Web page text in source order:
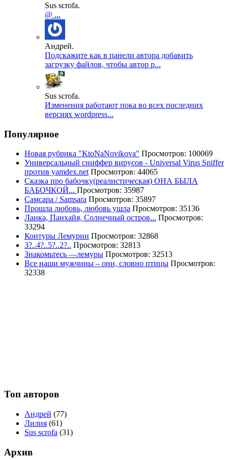
Sus scrofa.
@ ...
Андрей.
Подскажите как в панели автора добавить
загрузку файлов, чтобы автор р...
Sus scrofa.
Изменения работают пока во всех последних
версиях wordpress...
Популярное
Новая рубрика "KtoNaNovikova" Просмотров: 100069
Универсальный сниффер вирусов - Universal Virus Sniffer
против yamdex.net Просмотров: 44065
Сказка про бабочку(реалистическая) ОНА БЫЛА
БАБОЧКОЙ... Просмотров: 35987
Самсара / Samsara Просмотров: 35897
Прошла любовь, любовь ушла Просмотров: 35136
Ланка, Панхайя, Солнечный остров... Просмотров:
33294
Контуры Лемурии Просмотров: 32868
3?..4?..5?..2?.. Просмотров: 32813
Знакомьтесь —лемуры Просмотров: 32513
Все наши мужчины – они, словно птицы Просмотров:
32338
Топ авторов
Андрей (77)
Лилия (61)
Sus scrofa (31)
Архив